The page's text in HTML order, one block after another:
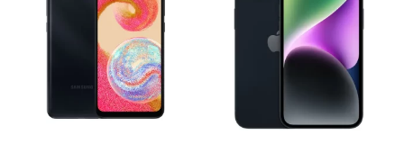
era:
R$ 999,00.
é:
R$ 749,00.
era:
R$ 7.299,00.
é:
R$ 3.399,00.